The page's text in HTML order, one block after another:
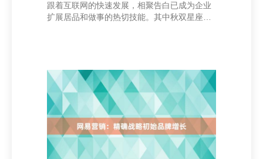
跟着互联网的快速发展，相聚告白已成为企业
扩展居品和做事的热切技能。其中秋双星座网-
例，该品牌通过一系列以信得过女性为主题的
告白，挑战传统审好意思步调，传递积极的自
我形象理念。这一系列告白不仅升迁了品牌形
象，还引发了平常的社会商榷，增强了用户的
心机共识，最终终赫然品牌销量的权贵增长。
北京影瑶广告有限公司 另一个经